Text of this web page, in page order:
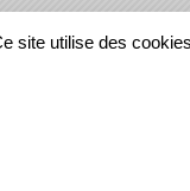
site utilise des